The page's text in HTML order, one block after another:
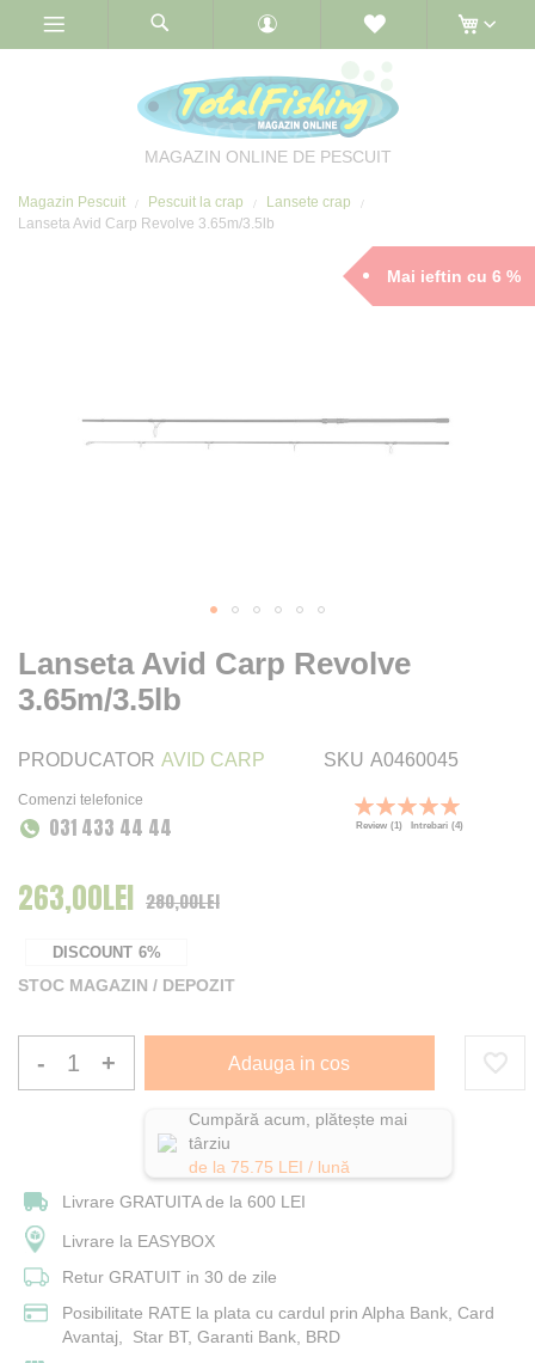
MAGAZIN ONLINE DE PESCUIT
Magazin Pescuit Pescuit la crap
Lansete crap
Lanseta Avid Carp Revolve 3.65m/3.5lb
Lanseta Avid Carp Revolve
3.65m/3.5lb
PRODUCATOR AVID CARP SKU A0460045
Comenzi telefonice
031 433 44 44
Rating:
100
% of100
Review (1) Intrebari (4)
280,00LEI
Pret Special
263,00LEI
STOC MAGAZIN / DEPOZIT
DISCOUNT 6%
- + Adauga in cos
Cumpără acum, plătește mai
târziu
de la 75.75 LEI / lună
Livrare GRATUITA de la 600 LEI
Livrare la EASYBOX
Retur GRATUIT in 30 de zile
Posibilitate RATE la plata cu cardul prin Alpha Bank, Card
Avantaj, Star BT, Garanti Bank, BRD
Mai ieftin cu 6 %